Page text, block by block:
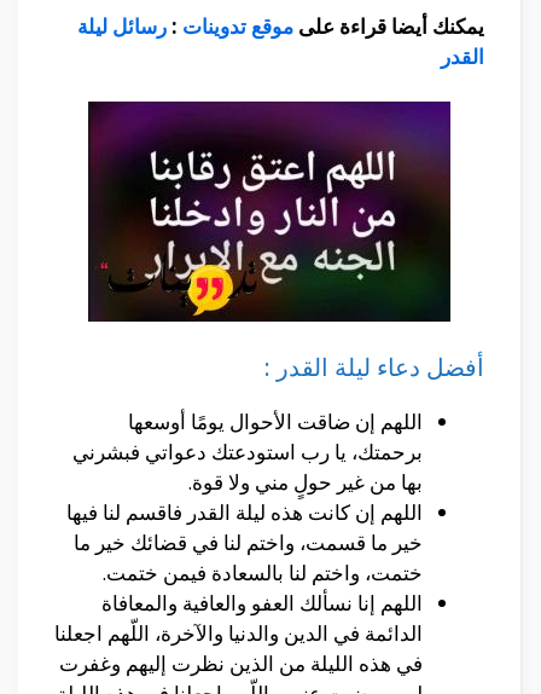
يمكنك أيضا قراءة على موقع تدوينات : رسائل ليلة
القدر
أفضل دعاء ليلة القدر :
اللهم إن ضاقت الأحوال يومًا أوسعها
برحمتك، يا رب استودعتك دعواتي فبشرني
بها من غير حولٍ مني ولا قوة.
اللهم إن كانت هذه ليلة القدر فاقسم لنا فيها
خير ما قسمت، واختم لنا في قضائك خير ما
ختمت، واختم لنا بالسعادة فيمن ختمت.
اللهم إنا نسألك العفو والعافية والمعافاة
الدائمة في الدين والدنيا والآخرة، اللّهم اجعلنا
في هذه الليلة من الذين نظرت إليهم وغفرت